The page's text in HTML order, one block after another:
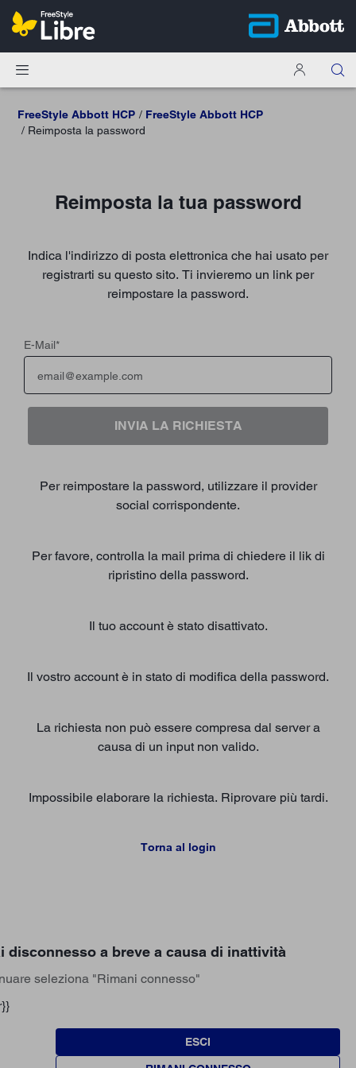
FreeStyle Abbott HCP
FreeStyle Abbott HCP
Reimposta la password
Reimposta la tua password
Indica l'indirizzo di posta elettronica che hai usato per
registrarti su questo sito. Ti invieremo un link per
reimpostare la password.
E-Mail*
INVIA LA RICHIESTA
Per reimpostare la password, utilizzare il provider
social corrispondente.
Per favore, controlla la mail prima di chiedere il lik di
ripristino della password.
Il tuo account è stato disattivato.
Il vostro account è in stato di modifica della password.
La richiesta non può essere compresa dal server a
causa di un input non valido.
Impossibile elaborare la richiesta. Riprovare più tardi.
Torna al login
disconnesso a breve a causa di inattività
seleziona "Rimani connesso"
ESCI